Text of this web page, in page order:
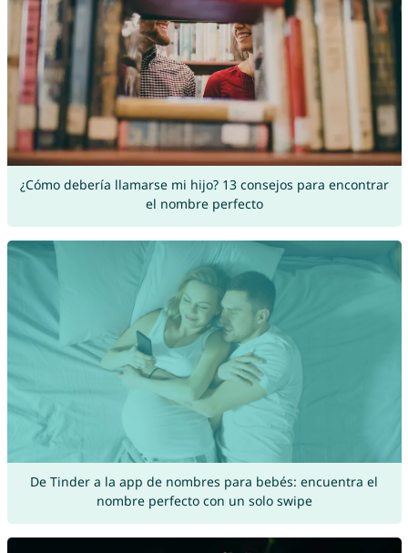
¿Cómo debería llamarse mi hijo? 13 consejos para encontrar
el nombre perfecto
De Tinder a la app de nombres para bebés: encuentra el
nombre perfecto con un solo swipe